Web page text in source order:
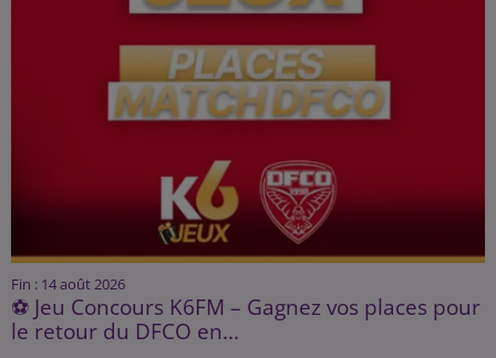
Fin : 14 août 2026
⚽ Jeu Concours K6FM – Gagnez vos places pour
le retour du DFCO en...